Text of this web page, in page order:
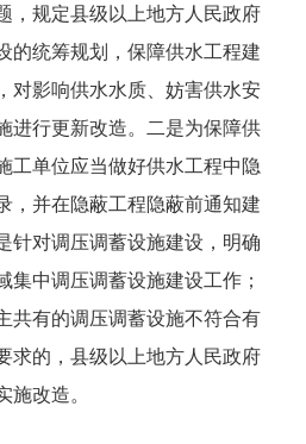
，规定县级以上地方人民政府
的统筹规划，保障供水工程建
对影响供水水质、妨害供水安
进行更新改造。二是为保障供
工单位应当做好供水工程中隐
，并在隐蔽工程隐蔽前通知建
针对调压调蓄设施建设，明确
集中调压调蓄设施建设工作；
共有的调压调蓄设施不符合有
求的，县级以上地方人民政府
施改造。